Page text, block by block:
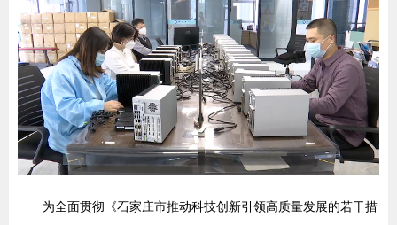
为全面贯彻《石家庄市推动科技创新引领高质量发展的若干措